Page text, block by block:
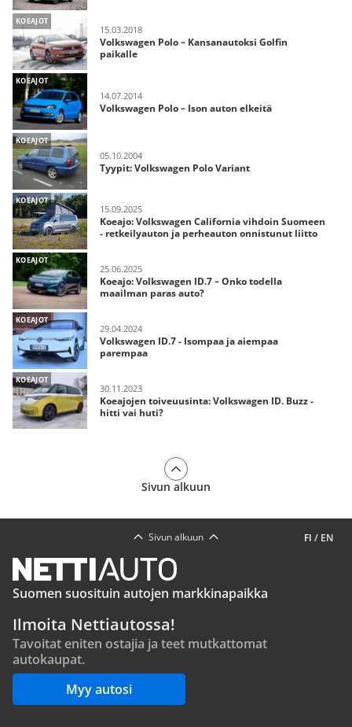
KOEAJOT
15.03.2018
Volkswagen Polo – Kansanautoksi Golfin
paikalle
KOEAJOT
14.07.2014
Volkswagen Polo – Ison auton elkeitä
KOEAJOT
05.10.2004
Tyypit: Volkswagen Polo Variant
KOEAJOT
15.09.2025
Koeajo: Volkswagen California vihdoin Suomeen
- retkeilyauton ja perheauton onnistunut liitto
KOEAJOT
25.06.2025
Koeajo: Volkswagen ID.7 – Onko todella
maailman paras auto?
KOEAJOT
29.04.2024
Volkswagen ID.7 - Isompaa ja aiempaa
parempaa
KOEAJOT
30.11.2023
Koeajojen toiveuusinta: Volkswagen ID. Buzz -
hitti vai huti?
Sivun alkuun
FI / EN
Sivun alkuun
Suomen suosituin autojen markkinapaikka
Ilmoita Nettiautossa!
Tavoitat eniten ostajia ja teet mutkattomat
autokaupat.
Myy autosi